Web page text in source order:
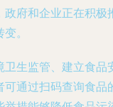
府和企业正在积极
。
生监管、建立食品
通过扫码查询食品